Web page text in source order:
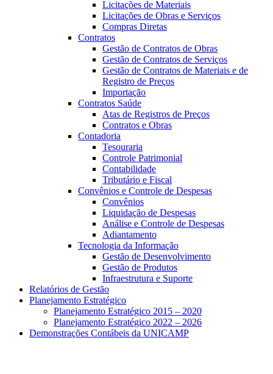
Licitações de Materiais
Licitações de Obras e Serviços
Compras Diretas
Contratos
Gestão de Contratos de Obras
Gestão de Contratos de Serviços
Gestão de Contratos de Materiais e de
Registro de Preços
Importação
Contratos Saúde
Atas de Registros de Preços
Contratos e Obras
Contadoria
Tesouraria
Controle Patrimonial
Contabilidade
Tributário e Fiscal
Convênios e Controle de Despesas
Convênios
Liquidação de Despesas
Análise e Controle de Despesas
Adiantamento
Tecnologia da Informação
Gestão de Desenvolvimento
Gestão de Produtos
Infraestrutura e Suporte
Relatórios de Gestão
Planejamento Estratégico
Planejamento Estratégico 2015 – 2020
Planejamento Estratégico 2022 – 2026
Demonstrações Contábeis da UNICAMP